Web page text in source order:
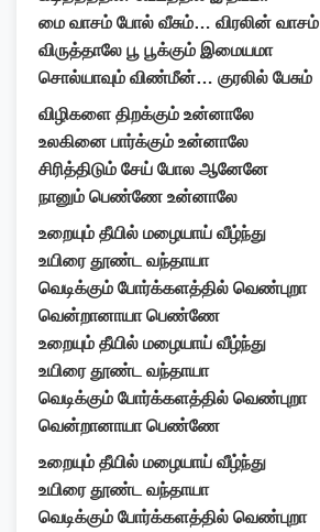
மை வாசம் போல் வீசும்… விரலின் வாசம்
விருத்தாலே பூ பூக்கும் இமையமா
சொல்யாவும் விண்மீன்… குரலில் பேசும்
விழிகளை திறக்கும் உன்னாலே
உலகினை பார்க்கும் உன்னாலே
சிரித்திடும் சேய் போல ஆனேனே
நானும் பெண்ணே உன்னாலே
உறையும் தீயில் மழையாய் வீழ்ந்து
உயிரை தூண்ட வந்தாயா
வெடிக்கும் போர்க்களத்தில் வெண்புறா
வென்றானாயா பெண்ணே
உறையும் தீயில் மழையாய் வீழ்ந்து
உயிரை தூண்ட வந்தாயா
வெடிக்கும் போர்க்களத்தில் வெண்புறா
வென்றானாயா பெண்ணே
உறையும் தீயில் மழையாய் வீழ்ந்து
உயிரை தூண்ட வந்தாயா
வெடிக்கும் போர்க்களத்தில் வெண்புறா